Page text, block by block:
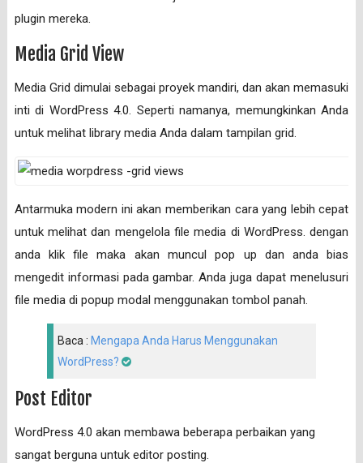
plugin mereka.
Media Grid View
Media Grid dimulai sebagai proyek mandiri, dan akan memasuki
inti di WordPress 4.0. Seperti namanya, memungkinkan Anda
untuk melihat library media Anda dalam tampilan grid.
Antarmuka modern ini akan memberikan cara yang lebih cepat
untuk melihat dan mengelola file media di WordPress. dengan
anda klik file maka akan muncul pop up dan anda bias
mengedit informasi pada gambar. Anda juga dapat menelusuri
file media di popup modal menggunakan tombol panah.
Baca : Mengapa Anda Harus Menggunakan
WordPress?
Post Editor
WordPress 4.0 akan membawa beberapa perbaikan yang
sangat berguna untuk editor posting.